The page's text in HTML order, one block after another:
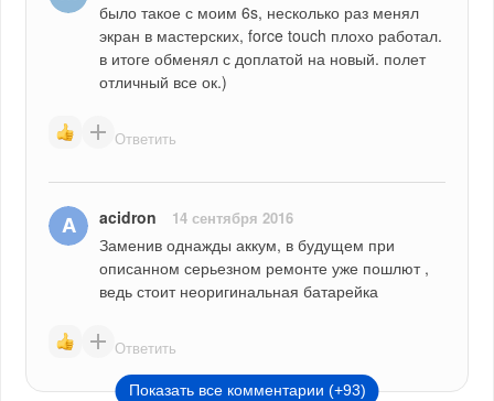
было такое с моим 6s, несколько раз менял
экран в мастерских, force touch плохо работал.
в итоге обменял с доплатой на новый. полет
отличный все ок.)
Ответить
acidron 14 сентября 2016
Заменив однажды аккум, в будущем при
описанном серьезном ремонте уже пошлют ,
ведь стоит неоригинальная батарейка
Ответить
Показать все комментарии (+93)